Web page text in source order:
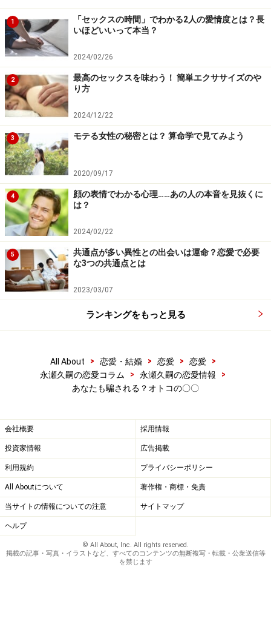
1
「セックスの時間」でわかる2人の愛情度とは？長
いほどいいって本当？
2024/02/26
2
最高のセックスを味わう！ 簡単エクササイズのや
り方
2024/12/22
3 モテる女性の秘密とは？ 算命学で見てみよう
2020/09/17
4
顔の表情でわかる心理……あの人の本音を見抜くに
は？
2024/02/22
5
共通点が多い異性との出会いは運命？恋愛で必要
な3つの共通点とは
2023/03/07
ランキングをもっと見る
All About > 恋愛・結婚 > 恋愛 > 恋愛
>
永瀬久嗣の恋愛コラム
> 永瀬久嗣の恋愛情報
>
あなたも騙される？オトコの〇〇
会社概要 採用情報
投資家情報 広告掲載
利用規約 プライバシーポリシー
All Aboutについて 著作権・商標・免責
当サイトの情報についての注意 サイトマップ
ヘルプ
© All About, Inc. All rights reserved.
掲載の記事・写真・イラストなど、すべてのコンテンツの無断複写・転載・公衆送信等
を禁じます